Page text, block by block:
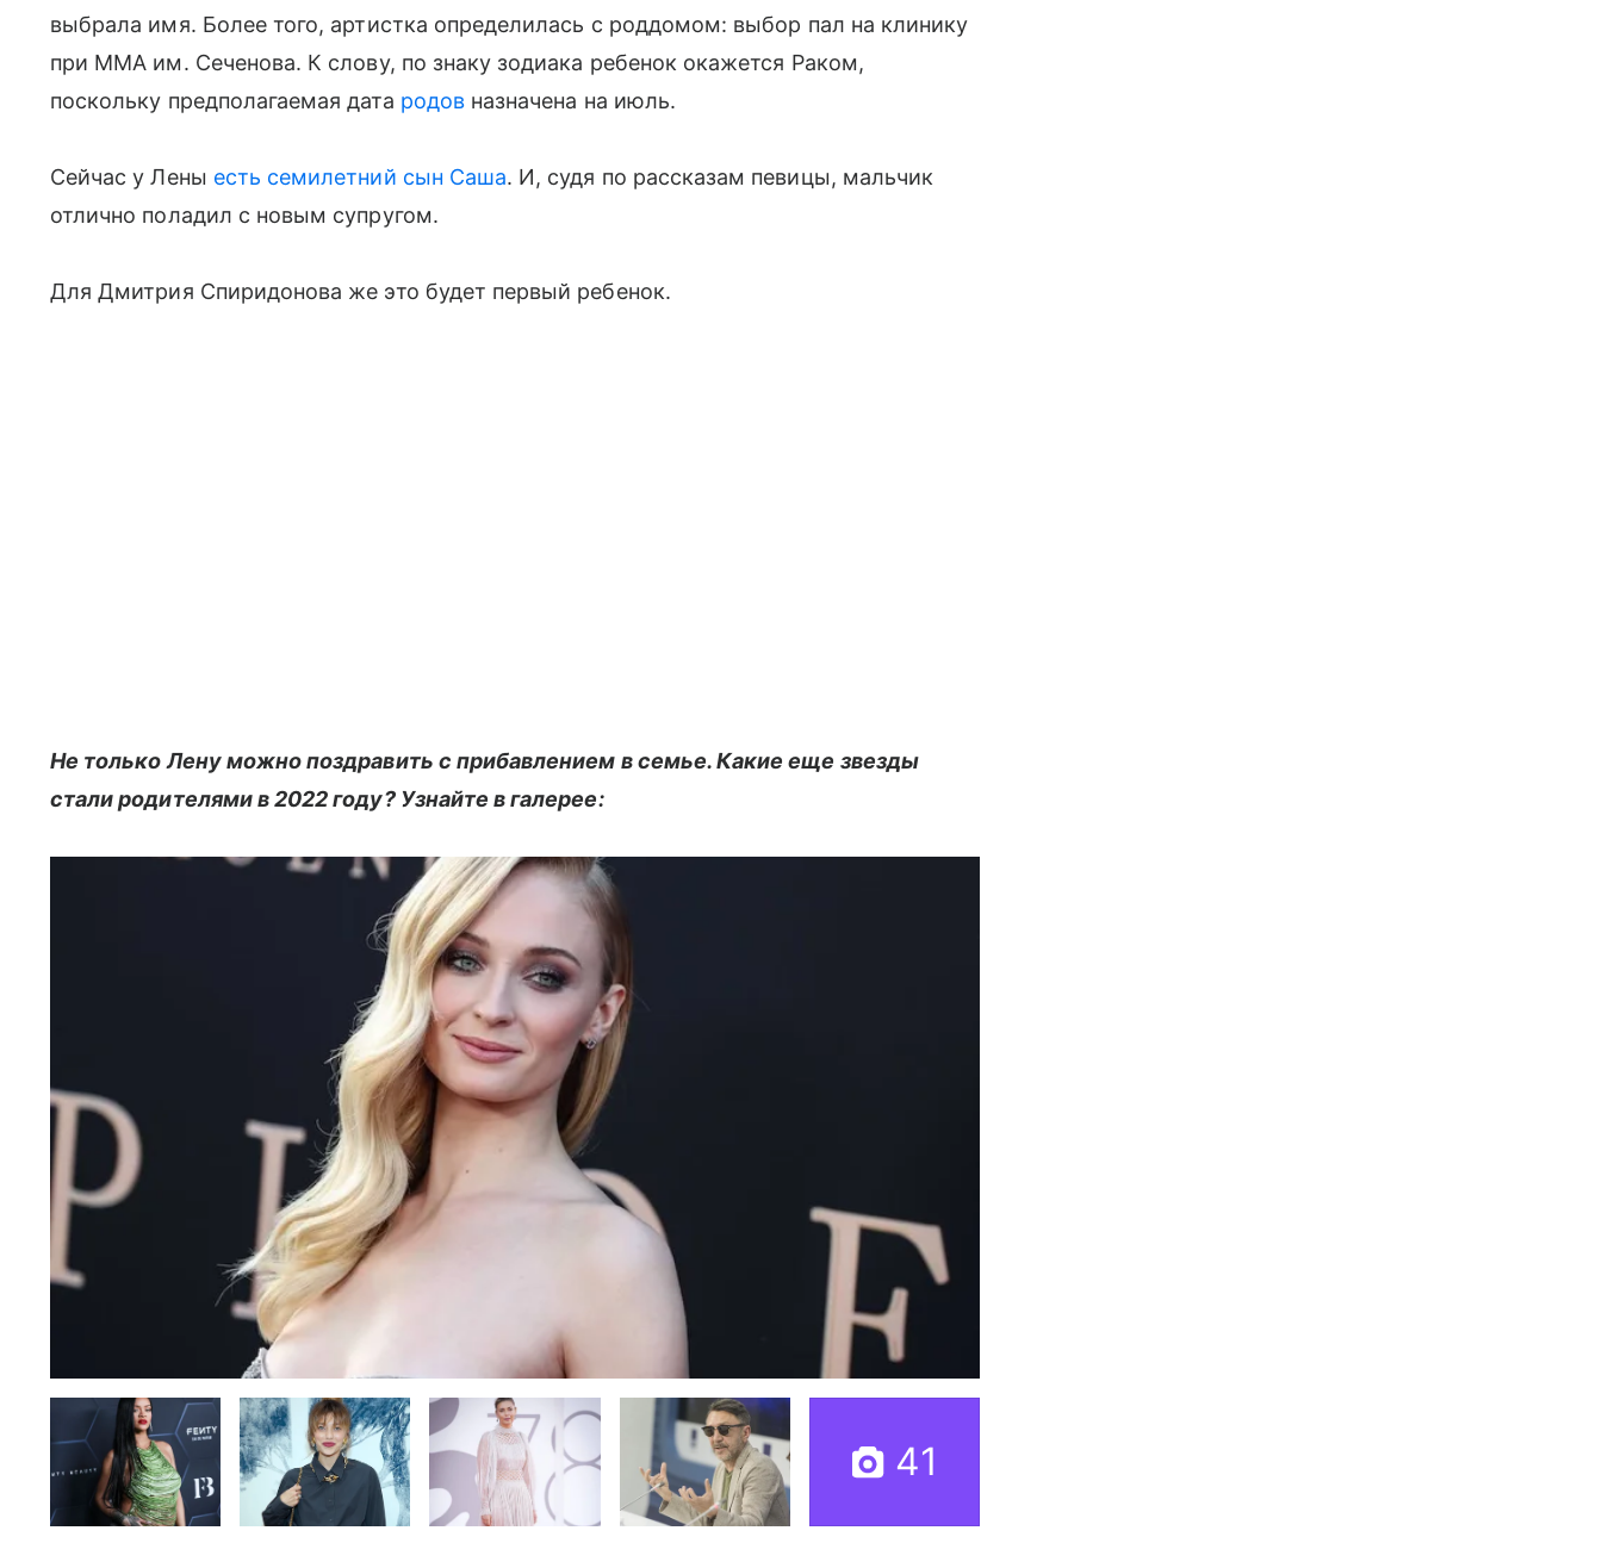
выбрала имя. Более того, артистка определилась с роддомом: выбор пал на клинику
при ММА им. Сеченова. К слову, по знаку зодиака ребенок окажется Раком,
поскольку предполагаемая дата родовназначена на июль.
Сейчас у Лены есть семилетний сын Саша. И, судя по рассказам певицы, мальчик
отлично поладил с новым супругом.
Для Дмитрия Спиридонова же это будет первый ребенок.
Не только Лену можно поздравить с прибавлением в семье. Какие еще звезды
стали родителями в 2022 году? Узнайте в галерее:
41